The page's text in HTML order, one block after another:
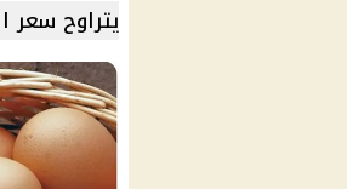
يتراوح سعر البط